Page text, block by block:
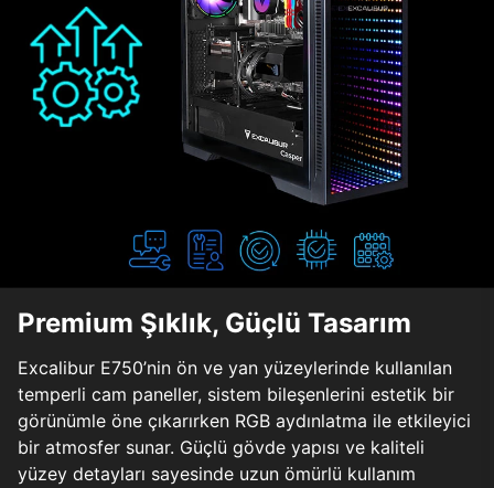
Premium Şıklık, Güçlü Tasarım
Excalibur E750’nin ön ve yan yüzeylerinde kullanılan
temperli cam paneller, sistem bileşenlerini estetik bir
görünümle öne çıkarırken RGB aydınlatma ile etkileyici
bir atmosfer sunar. Güçlü gövde yapısı ve kaliteli
yüzey detayları sayesinde uzun ömürlü kullanım